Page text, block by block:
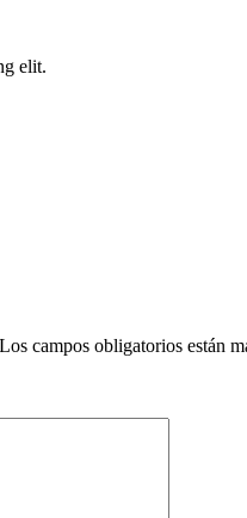
elit.
Los campos obligatorios están